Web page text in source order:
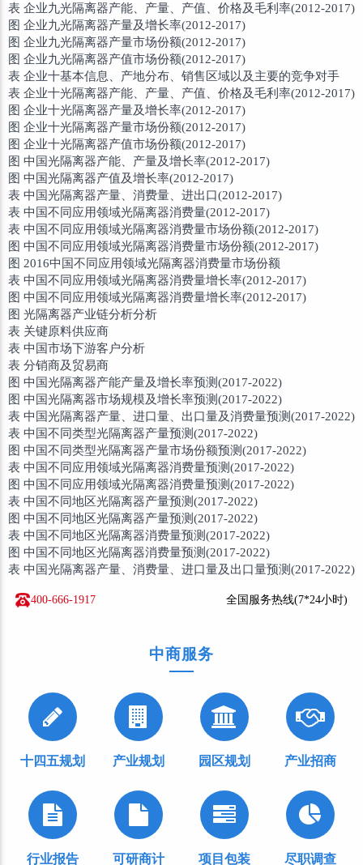
表 企业九光隔离器产能、产量、产值、价格及毛利率(2012-2017)
图 企业九光隔离器产量及增长率(2012-2017)
图 企业九光隔离器产量市场份额(2012-2017)
图 企业九光隔离器产值市场份额(2012-2017)
表 企业十基本信息、产地分布、销售区域以及主要的竞争对手
表 企业十光隔离器产能、产量、产值、价格及毛利率(2012-2017)
图 企业十光隔离器产量及增长率(2012-2017)
图 企业十光隔离器产量市场份额(2012-2017)
图 企业十光隔离器产值市场份额(2012-2017)
图 中国光隔离器产能、产量及增长率(2012-2017)
图 中国光隔离器产值及增长率(2012-2017)
表 中国光隔离器产量、消费量、进出口(2012-2017)
表 中国不同应用领域光隔离器消费量(2012-2017)
表 中国不同应用领域光隔离器消费量市场份额(2012-2017)
图 中国不同应用领域光隔离器消费量市场份额(2012-2017)
图 2016中国不同应用领域光隔离器消费量市场份额
表 中国不同应用领域光隔离器消费量增长率(2012-2017)
图 中国不同应用领域光隔离器消费量增长率(2012-2017)
图 光隔离器产业链分析分析
表 关键原料供应商
表 中国市场下游客户分析
表 分销商及贸易商
图 中国光隔离器产能产量及增长率预测(2017-2022)
图 中国光隔离器市场规模及增长率预测(2017-2022)
表 中国光隔离器产量、进口量、出口量及消费量预测(2017-2022)
表 中国不同类型光隔离器产量预测(2017-2022)
图 中国不同类型光隔离器产量市场份额预测(2017-2022)
表 中国不同应用领域光隔离器消费量预测(2017-2022)
图 中国不同应用领域光隔离器消费量预测(2017-2022)
表 中国不同地区光隔离器产量预测(2017-2022)
图 中国不同地区光隔离器产量预测(2017-2022)
表 中国不同地区光隔离器消费量预测(2017-2022)
图 中国不同地区光隔离器消费量预测(2017-2022)
表 中国光隔离器产量、消费量、进口量及出口量预测(2017-2022)
400-666-1917 全国服务热线(7*24小时)
中商服务
十四五规划 产业规划 园区规划 产业招商
行业报告 可研商计 项目包装 尽职调查